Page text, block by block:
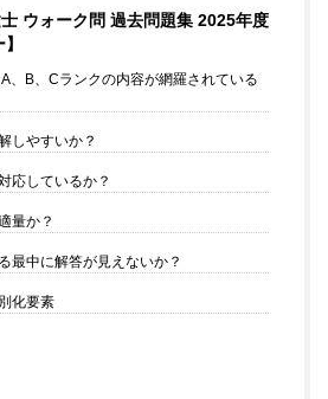
ウォーク問 過去問題集 2025年度
、B、Cランクの内容が網羅されている
しやすいか？
応しているか？
量か？
最中に解答が見えないか？
化要素